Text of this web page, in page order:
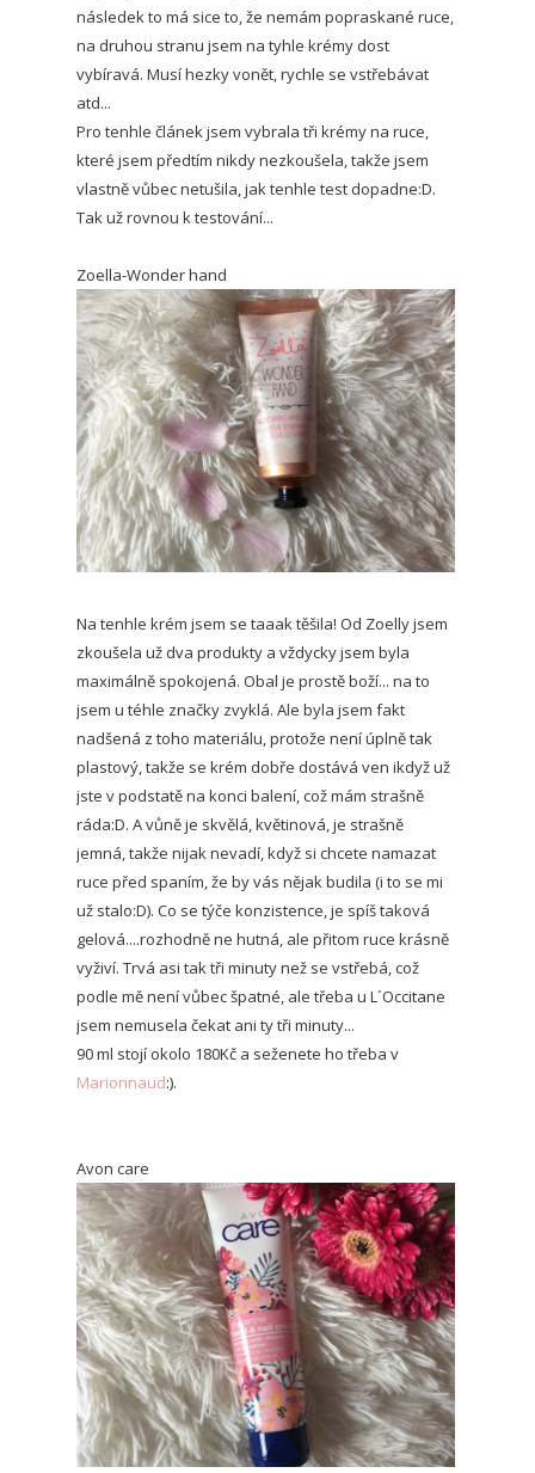
následek to má sice to, že nemám popraskané ruce,
na druhou stranu jsem na tyhle krémy dost
vybíravá. Musí hezky vonět, rychle se vstřebávat
atd...
Pro tenhle článek jsem vybrala tři krémy na ruce,
které jsem předtím nikdy nezkoušela, takže jsem
vlastně vůbec netušila, jak tenhle test dopadne:D.
Tak už rovnou k testování...
Zoella-Wonder hand
Na tenhle krém jsem se taaak těšila! Od Zoelly jsem
zkoušela už dva produkty a vždycky jsem byla
maximálně spokojená. Obal je prostě boží... na to
jsem u téhle značky zvyklá. Ale byla jsem fakt
nadšená z toho materiálu, protože není úplně tak
plastový, takže se krém dobře dostává ven ikdyž už
jste v podstatě na konci balení, což mám strašně
ráda:D. A vůně je skvělá, květinová, je strašně
jemná, takže nijak nevadí, když si chcete namazat
ruce před spaním, že by vás nějak budila (i to se mi
už stalo:D). Co se týče konzistence, je spíš taková
gelová....rozhodně ne hutná, ale přitom ruce krásně
vyživí. Trvá asi tak tři minuty než se vstřebá, což
podle mě není vůbec špatné, ale třeba u L´Occitane
jsem nemusela čekat ani ty tři minuty...
90 ml stojí okolo 180Kč a seženete ho třeba v
Marionnaud:).
Avon care